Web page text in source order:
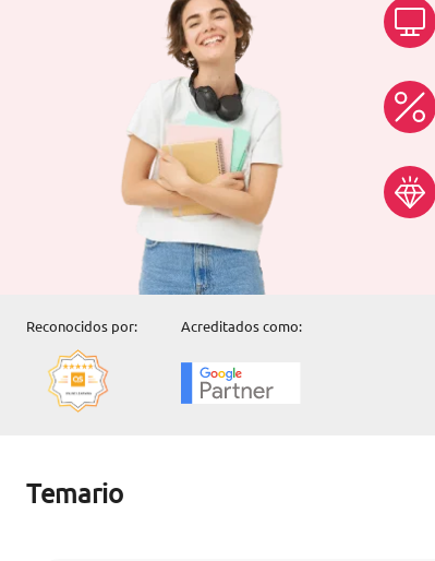
formacion@euroinnova.com
TRABAJA CON NOSOTROS
Reconocidos por: Acreditados como:
Temario